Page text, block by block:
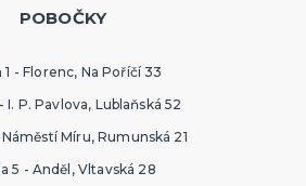
POBOČKY
1 - Florenc, Na Poříčí 33
I. P. Pavlova, Lublaňská 52
Míru, Rumunská 21
5 - Anděl, Vltavská 28